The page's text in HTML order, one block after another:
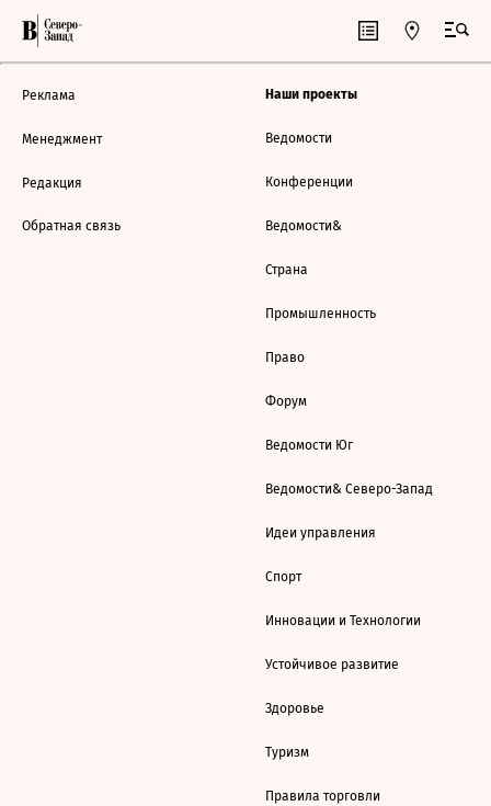
Реклама
Менеджмент
Редакция
Обратная связь
Наши проекты
Ведомости
Конференции
Ведомости&
Страна
Промышленность
Право
Форум
Ведомости Юг
Ведомости& Северо-Запад
Идеи управления
Спорт
Инновации и Технологии
Устойчивое развитие
Здоровье
Туризм
Правила торговли